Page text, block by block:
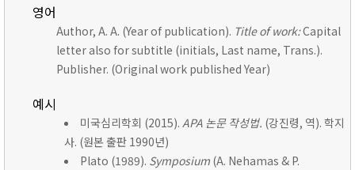
영어
Author, A. A. (Year of publication). Title of work:Capital
letter also for subtitle (initials, Last name, Trans.).
Publisher. (Original work published Year)
예시
미국심리학회 (2015). APA 논문 작성법. (강진령, 역). 학지
사. (원본 출판 1990년)
Plato (1989). Symposium (A. Nehamas & P.